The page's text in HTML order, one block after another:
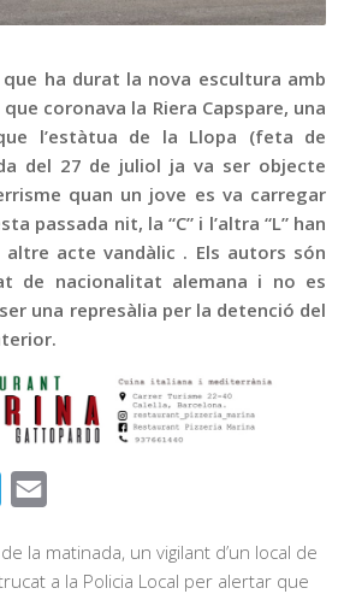
ha durat la nova escultura amb
coronava la Riera Capspare, una
l’estàtua de la Llopa (feta de
del 27 de juliol ja va ser objecte
quan un jove es va carregar
passada nit, la “C” i l’altra “L” han
altre acte vandàlic . Els autors són
de nacionalitat alemana i no es
una represàlia per la detenció del
Telegram
la matinada, un vigilant d’un local de
a la Policia Local per alertar que